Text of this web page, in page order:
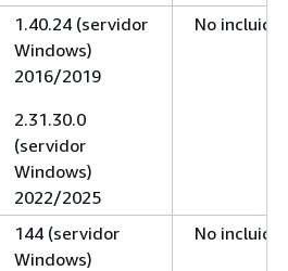
1.40.24 (servidor
Windows)
2016/2019
2.31.30.0
(servidor
Windows)
2022/2025
No incluido
144 (servidor
Windows)
No incluido